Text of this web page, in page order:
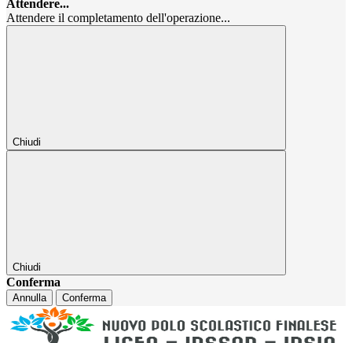
Attendere...
Attendere il completamento dell'operazione...
Chiudi
Chiudi
Conferma
Annulla Conferma